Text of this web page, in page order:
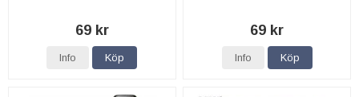
69 kr
Info Köp
69 kr
Info Köp